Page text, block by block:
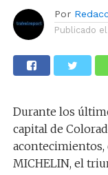
Por
Publicado el
Durante los
capital de
acontecimientos,
MICHELIN, el